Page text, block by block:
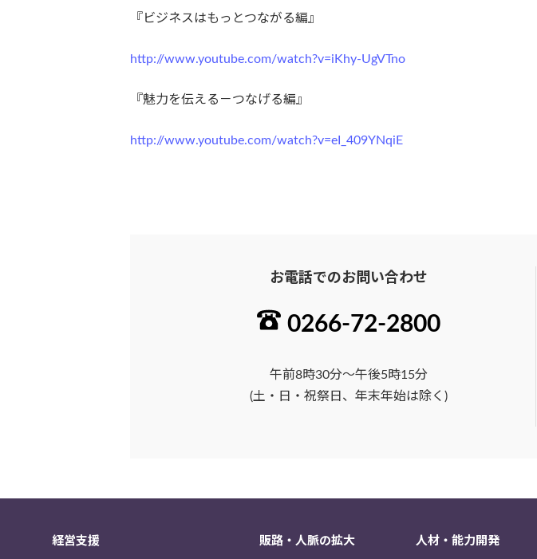
『ビジネスはもっとつながる編』
http://www.youtube.com/watch?v=iKhy-UgVTno
『魅力を伝える－つなげる編』
http://www.youtube.com/watch?v=eI_409YNqiE
お電話でのお問い合わせ
0266-72-2800
午前8時30分～午後5時15分
(土・日・祝祭日、年末年始は除く)
経営支援 販路・人脈の拡大 人材・能力開発